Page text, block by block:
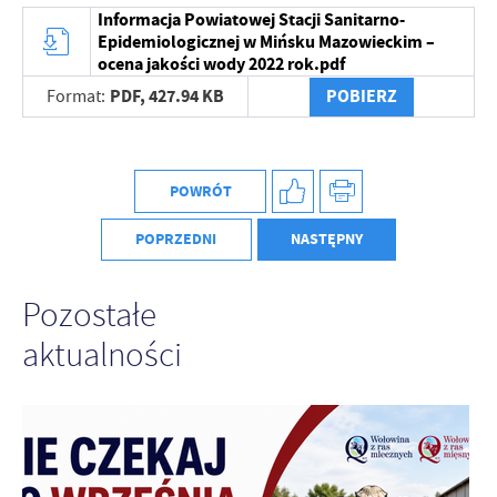
Informacja Powiatowej Stacji Sanitarno-
Epidemiologicznej w Mińsku Mazowieckim –
ocena jakości wody 2022 rok.pdf
Format: PDF,427.94 KB POBIERZ
POWRÓT
POPRZEDNI NASTĘPNY
Pozostałe
aktualności
Firmy te działają w charakterze pośredników prezentujących nasze
treści w postaci wiadomości, ofert, komunikatów mediów
społecznościowych.